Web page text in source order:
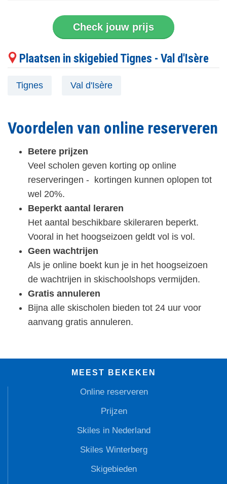
Check jouw prijs
Plaatsen in skigebied Tignes - Val d'Isère
Tignes Val d'Isère
Voordelen van online reserveren
Betere prijzen
Veel scholen geven korting op online
reserveringen - kortingen kunnen oplopen tot
wel 20%.
Beperkt aantal leraren
Het aantal beschikbare skileraren beperkt.
Vooral in het hoogseizoen geldt vol is vol.
Geen wachtrijen
Als je online boekt kun je in het hoogseizoen
de wachtrijen in skischoolshops vermijden.
Gratis annuleren
Bijna alle skischolen bieden tot 24 uur voor
aanvang gratis annuleren.
MEEST BEKEKEN
Online reserveren
Prijzen
Skiles in Nederland
Skiles Winterberg
Skigebieden